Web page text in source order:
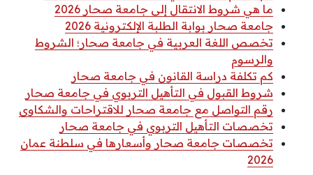
ما هي شروط الانتقال إلى جامعة صحار 2026
جامعة صحار بوابة الطلبة الإلكترونية 2026
تخصص اللغة العربية في جامعة صحار؛ الشروط
والرسوم
كم تكلفة دراسة القانون في جامعة صحار
شروط القبول في التأهيل التربوي في جامعة صحار
رقم التواصل مع جامعة صحار للاقتراحات والشكاوى
تخصصات التأهيل التربوي في جامعة صحار
تخصصات جامعة صحار وأسعارها في سلطنة عمان
2026